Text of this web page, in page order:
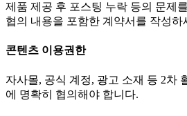
제품 제공 후 포스팅 누락 등의 문제
협의 내용을 포함한 계약서를 작성하
콘텐츠 이용권한
자사몰, 공식 계정, 광고 소재 등 2차
에 명확히 협의해야 합니다.